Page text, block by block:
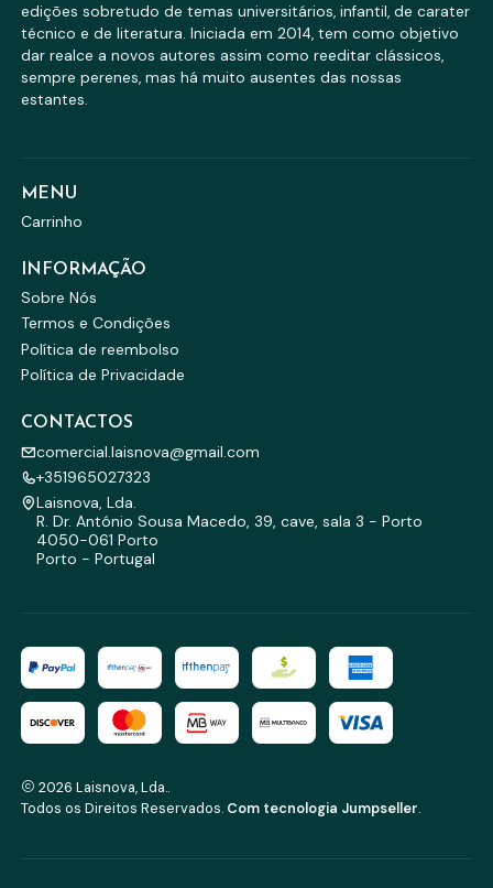
edições sobretudo de temas universitários, infantil, de carater
técnico e de literatura. Iniciada em 2014, tem como objetivo
dar realce a novos autores assim como reeditar clássicos,
sempre perenes, mas há muito ausentes das nossas
estantes.
MENU
Carrinho
INFORMAÇÃO
Sobre Nós
Termos e Condições
Política de reembolso
Política de Privacidade
CONTACTOS
comercial.laisnova@gmail.com
+351965027323
Laisnova, Lda.
R. Dr. António Sousa Macedo, 39, cave, sala 3 - Porto
4050-061 Porto
Porto - Portugal
2026 Laisnova, Lda..
Todos os Direitos Reservados. Com tecnologia Jumpseller.